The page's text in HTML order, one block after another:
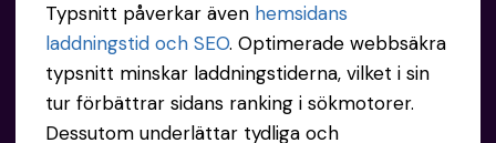
Typsnitt påverkar även hemsidans
laddningstid och SEO. Optimerade webbsäkra
typsnitt minskar laddningstiderna, vilket i sin
tur förbättrar sidans ranking i sökmotorer.
Dessutom underlättar tydliga och